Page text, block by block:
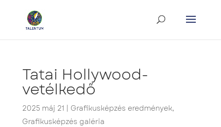
Tatai Hollywood-
vetélkedő
2025 máj 21 Grafikusképzés eredmények,
Grafikusképzés galéria